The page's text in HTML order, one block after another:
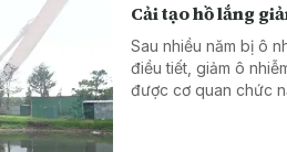
Cải tạo hồ lắng
Sau nhiều năm bị ô
điều tiết, giảm ô
được cơ quan chức